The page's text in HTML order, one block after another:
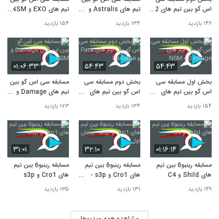
9
۱۵۴ بازدید
مسابقه سی اس گو بین تیم های
۱۵۳ بازدید
اس گو بین تیم های G2
و Damage
۱۴۶ بازدید
تیم های Astralis و
NSM از سری مسابقات
UCUP
۱۳۴ بازدید
تیم های EXO و NSM
از سری مسابقات UCUP
۱۵۴ بازدید
۵۴:۴۳
بخش اول مسابقه سی
اس گو بین تیم های
Damage و NSM
۱۵۴ بازدید
۵۴:۴۳
بخش دوم مسابقه سی
اس گو بین تیم های
Pack و Damage
۱۳۴ بازدید
۰۱:۰۶:۳۳
مسابقه سی اس گو بین
تیم های Damage و
NSM
۱۷۳ بازدید
۰۱:۱۶:۱۴
مسابقه رینبو6 بین تیم
های Shild و C4
۱۴۹ بازدید
۳۲:۱۰
مسابقه رینبو6 بین تیم
های Cro1 و s3p -
بخش اول
۱۳۱ بازدید
۳۱:۰۱
مسابقه رینبو6 بین تیم
های Cro1 و s3p
۱۳۵ بازدید